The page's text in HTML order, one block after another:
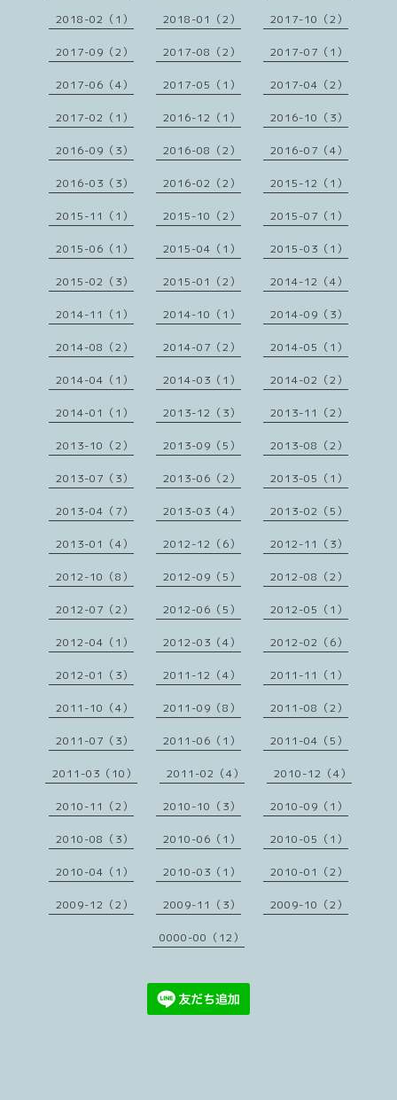
2018-02（1） 2018-01（2） 2017-10（2）
2017-09（2） 2017-08（2） 2017-07（1）
2017-06（4） 2017-05（1） 2017-04（2）
2017-02（1） 2016-12（1） 2016-10（3）
2016-09（3） 2016-08（2） 2016-07（4）
2016-03（3） 2016-02（2） 2015-12（1）
2015-11（1） 2015-10（2） 2015-07（1）
2015-06（1） 2015-04（1） 2015-03（1）
2015-02（3） 2015-01（2） 2014-12（4）
2014-11（1） 2014-10（1） 2014-09（3）
2014-08（2） 2014-07（2） 2014-05（1）
2014-04（1） 2014-03（1） 2014-02（2）
2014-01（1） 2013-12（3） 2013-11（2）
2013-10（2） 2013-09（5） 2013-08（2）
2013-07（3） 2013-06（2） 2013-05（1）
2013-04（7） 2013-03（4） 2013-02（5）
2013-01（4） 2012-12（6） 2012-11（3）
2012-10（8） 2012-09（5） 2012-08（2）
2012-07（2） 2012-06（5） 2012-05（1）
2012-04（1） 2012-03（4） 2012-02（6）
2012-01（3） 2011-12（4） 2011-11（1）
2011-10（4） 2011-09（8） 2011-08（2）
2011-07（3） 2011-06（1） 2011-04（5）
2011-03（10） 2011-02（4） 2010-12（4）
2010-11（2） 2010-10（3） 2010-09（1）
2010-08（3） 2010-06（1） 2010-05（1）
2010-04（1） 2010-03（1） 2010-01（2）
2009-12（2） 2009-11（3） 2009-10（2）
0000-00（12）